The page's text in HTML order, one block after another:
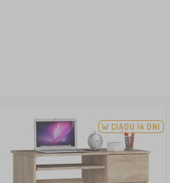
W CIĄGU 14 DNI